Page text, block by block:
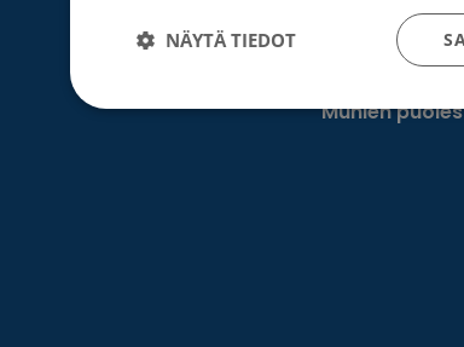
Roosa
Munien
NÄYTÄ TIEDOT